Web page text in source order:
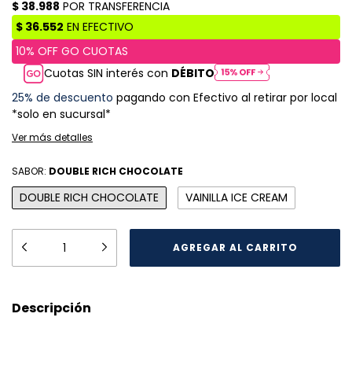
Cuotas SIN interés con DÉBITO
25% de descuento pagando con Efectivo al retirar por local
*solo en sucursal*
Ver más detalles
SABOR: DOUBLE RICH CHOCOLATE
DOUBLE RICH CHOCOLATE VAINILLA ICE CREAM
Descripción